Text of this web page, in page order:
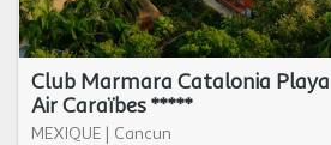
Club Marmara Catalonia
Air Caraïbes *****
MEXIQUE | Cancun